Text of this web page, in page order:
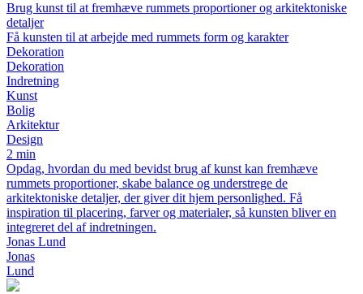
Brug kunst til at fremhæve rummets proportioner og arkitektoniske
detaljer
Få kunsten til at arbejde med rummets form og karakter
Dekoration
Dekoration
Indretning
Kunst
Bolig
Arkitektur
Design
2 min
Opdag, hvordan du med bevidst brug af kunst kan fremhæve
rummets proportioner, skabe balance og understrege de
arkitektoniske detaljer, der giver dit hjem personlighed. Få
inspiration til placering, farver og materialer, så kunsten bliver en
integreret del af indretningen.
Jonas Lund
Jonas
Lund